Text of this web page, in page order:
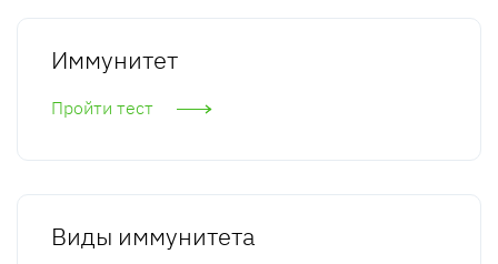
Иммунитет
Пройти тест
Виды иммунитета